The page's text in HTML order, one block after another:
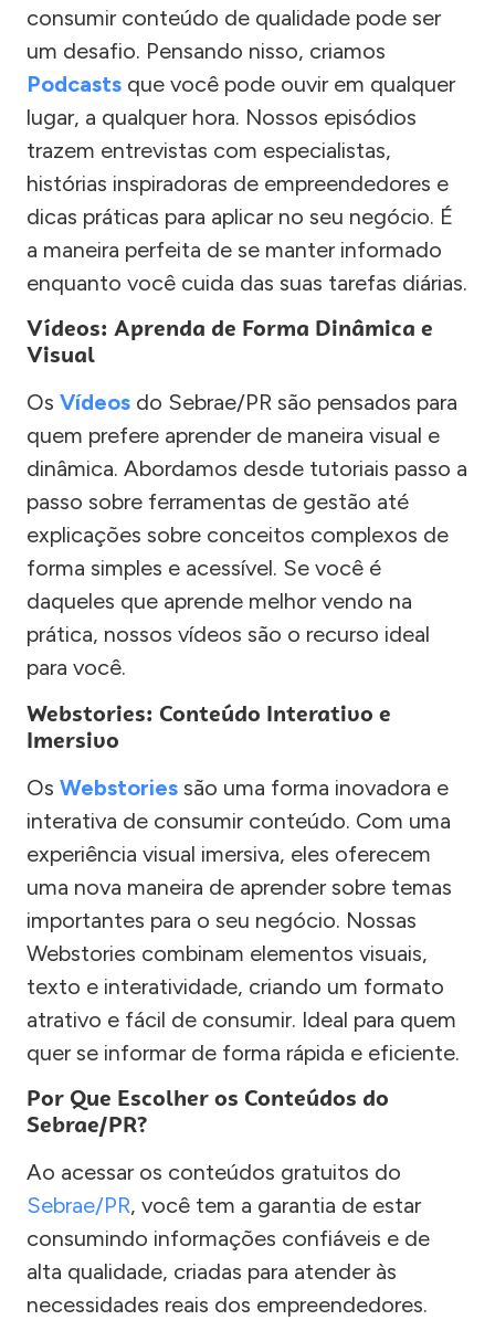
consumir conteúdo de qualidade pode ser
um desafio. Pensando nisso, criamos
Podcasts que você pode ouvir em qualquer
lugar, a qualquer hora. Nossos episódios
trazem entrevistas com especialistas,
histórias inspiradoras de empreendedores e
dicas práticas para aplicar no seu negócio. É
a maneira perfeita de se manter informado
enquanto você cuida das suas tarefas diárias.
Vídeos: Aprenda de Forma Dinâmica e
Visual
Os Vídeos do Sebrae/PR são pensados para
quem prefere aprender de maneira visual e
dinâmica. Abordamos desde tutoriais passo a
passo sobre ferramentas de gestão até
explicações sobre conceitos complexos de
forma simples e acessível. Se você é
daqueles que aprende melhor vendo na
prática, nossos vídeos são o recurso ideal
para você.
Webstories: Conteúdo Interativo e
Imersivo
Os Webstories são uma forma inovadora e
interativa de consumir conteúdo. Com uma
experiência visual imersiva, eles oferecem
uma nova maneira de aprender sobre temas
importantes para o seu negócio. Nossas
Webstories combinam elementos visuais,
texto e interatividade, criando um formato
atrativo e fácil de consumir. Ideal para quem
quer se informar de forma rápida e eficiente.
Por Que Escolher os Conteúdos do
Sebrae/PR?
Ao acessar os conteúdos gratuitos do
Sebrae/PR, você tem a garantia de estar
consumindo informações confiáveis e de
alta qualidade, criadas para atender às
necessidades reais dos empreendedores.